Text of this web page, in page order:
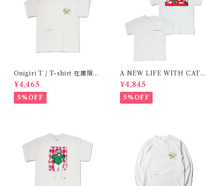
Onigiri T / T-shirt 在庫限り
で終了
¥4,465
5%OFF
A NEW LIFE WITH CATS
/ T-shirt 在庫限りで終了
¥4,845
5%OFF